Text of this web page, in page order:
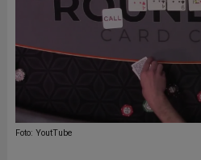
Foto: YoutTube